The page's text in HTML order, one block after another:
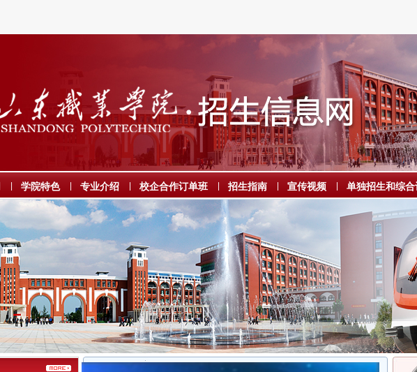
学院特色 专业介绍 校企合作订单班 招生指南 宣传视频 单独招生和综合